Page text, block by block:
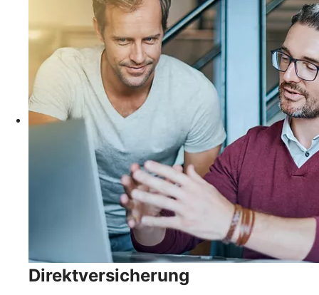
Direktversicherung